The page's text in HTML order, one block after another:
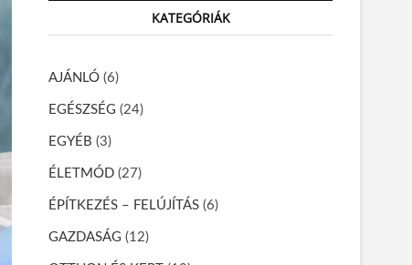
r
KATEGÓRIÁK
AJÁNLÓ (6)
EGÉSZSÉG (24)
EGYÉB (3)
ÉLETMÓD (27)
ÉPÍTKEZÉS – FELÚJÍTÁS (6)
GAZDASÁG (12)